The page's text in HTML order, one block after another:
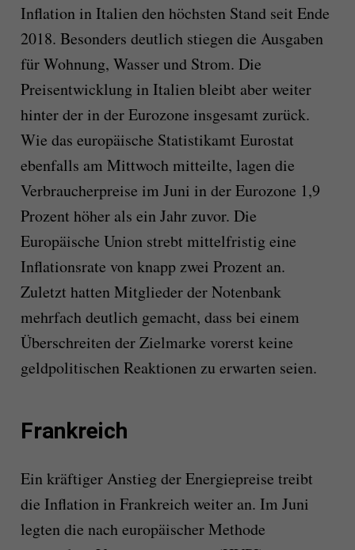
Inflation in Italien den höchsten Stand seit Ende
2018. Besonders deutlich stiegen die Ausgaben
für Wohnung, Wasser und Strom. Die
Preisentwicklung in Italien bleibt aber weiter
hinter der in der Eurozone insgesamt zurück.
Wie das europäische Statistikamt Eurostat
ebenfalls am Mittwoch mitteilte, lagen die
Verbraucherpreise im Juni in der Eurozone 1,9
Prozent höher als ein Jahr zuvor. Die
Europäische Union strebt mittelfristig eine
Inflationsrate von knapp zwei Prozent an.
Zuletzt hatten Mitglieder der Notenbank
mehrfach deutlich gemacht, dass bei einem
Überschreiten der Zielmarke vorerst keine
geldpolitischen Reaktionen zu erwarten seien.
Frankreich
Ein kräftiger Anstieg der Energiepreise treibt
die Inflation in Frankreich weiter an. Im Juni
legten die nach europäischer Methode